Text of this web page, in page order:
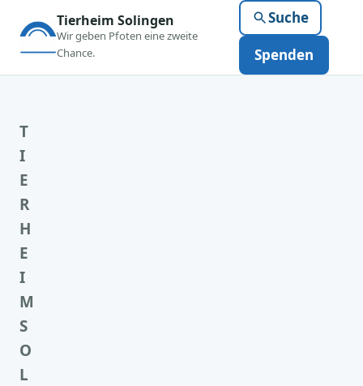
Tierheim Solingen
Wir geben Pfoten eine zweite
Chance.
Suche
Spenden
T
I
E
R
H
E
I
M
S
O
L